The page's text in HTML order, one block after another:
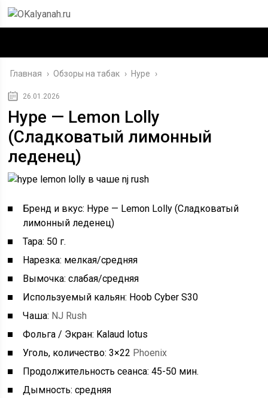
Главная › Обзоры на табак › Hype ›
26.01.2026
Hype — Lemon Lolly
(Сладковатый лимонный
леденец)
Бренд и вкус: Hype — Lemon Lolly (Сладковатый
лимонный леденец)
Тара: 50 г.
Нарезка: мелкая/средняя
Вымочка: слабая/средняя
Используемый кальян: Hoob Cyber S30
Чаша: NJ Rush
Фольга / Экран: Kalaud lotus
Уголь, количество: 3×22 Phoenix
Продолжительность сеанса: 45-50 мин.
Дымность: средняя